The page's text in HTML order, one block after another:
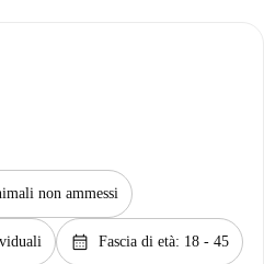
non ammessi
calendar_month Fascia di età: 18 - 45